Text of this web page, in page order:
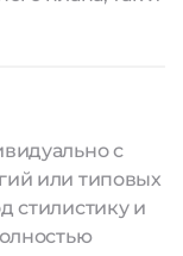
с
или типовых
стилистику и